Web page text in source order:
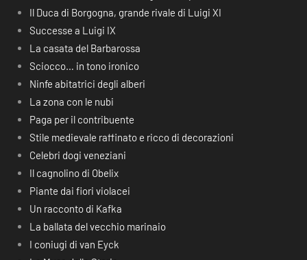
Il Duca di Borgogna, grande rivale di Luigi XI
Successe a Luigi IX
La casata del Barbarossa
Sciocco… in tono ironico
Ninfe abitatrici degli alberi
La zona con le nubi
Paga per il contribuente
Stile medievale raffinato e ricco di decorazioni
Celebri dogi veneziani
Il cagnolino di Obelix
Piante dai fiori violacei
Un racconto di Kafka
La ballata del vecchio marinaio
I coniugi di van Eyck